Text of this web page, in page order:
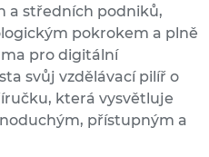
a středních podniků,
pokrokem a plně
pro digitální
svůj vzdělávací pilíř o
která vysvětluje
přístupným a